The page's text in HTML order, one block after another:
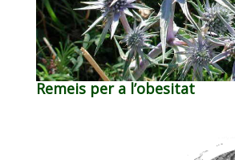
Remeis per a l’obesitat